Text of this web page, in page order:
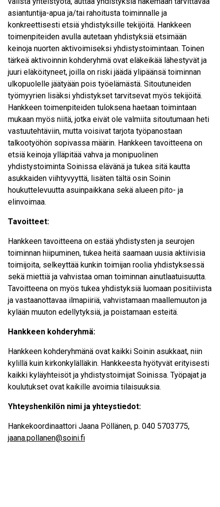
asiantuntija-apua ja/tai rahoitusta toiminnalle ja
konkreettisesti etsiä yhdistyksille tekijöitä. Hankkeen
toimenpiteiden avulla autetaan yhdistyksiä etsimään
keinoja nuorten aktivoimiseksi yhdistystoimintaan. Toinen
tärkeä aktivoinnin kohderyhmä ovat eläkeikää lähestyvät ja
juuri eläköityneet, joilla on riski jäädä ylipäänsä toiminnan
ulkopuolelle jäätyään pois työelämästä. Sitoutuneiden
työmyyrien lisäksi yhdistykset tarvitsevat myös tekijöitä.
Hankkeen toimenpiteiden tuloksena haetaan toimintaan
mukaan myös niitä, jotka eivät ole valmiita sitoutumaan heti
vastuutehtäviin, mutta voisivat tarjota työpanostaan
talkootyöhön sopivassa määrin. Hankkeen tavoitteena on
etsiä keinoja ylläpitää vahva ja monipuolinen
yhdistystoiminta Soinissa elävänä ja tukea sitä kautta
asukkaiden viihtyvyyttä, lisäten tältä osin Soinin
houkuttelevuutta asuinpaikkana sekä alueen pito- ja
elinvoimaa.
Tavoitteet:
Hankkeen tavoitteena on estää yhdistysten ja seurojen
toiminnan hiipuminen, tukea heitä saamaan uusia aktiivisia
toimijoita, selkeyttää kunkin toimijan roolia yhdistyksessä
sekä miettiä ja vahvistaa oman toiminnan ainutlaatuisuutta.
Tavoitteena on myös tukea yhdistyksiä luomaan positiivista
ja vastaanottavaa ilmapiiriä, vahvistamaan maallemuuton ja
kylään muuton edellytyksiä, ja poistamaan esteitä.
Hankkeen kohderyhmä:
Hankkeen kohderyhmänä ovat kaikki Soinin asukkaat, niin
kylillä kuin kirkonkylälläkin. Hankkeesta hyötyvät erityisesti
kaikki kyläyhteisöt ja yhdistystoimijat Soinissa. Työpajat ja
koulutukset ovat kaikille avoimia tilaisuuksia.
Yhteyshenkilön nimi ja yhteystiedot:
Hankekoordinaattori Jaana Pöllänen, p. 040 5703775,
jaana.pollanen@soini.fi